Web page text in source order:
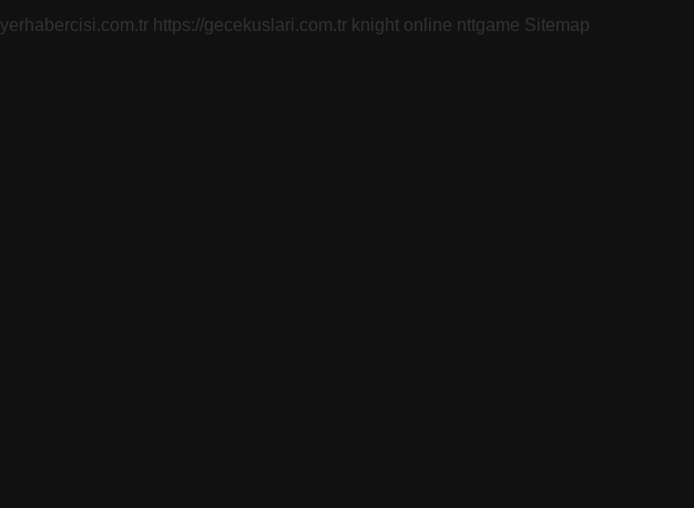
https://gecekuslari.com.tr knight online nttgame Sitemap